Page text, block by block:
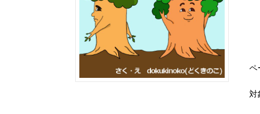
ペ
対